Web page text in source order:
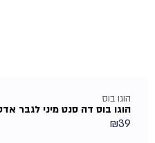
הוגו בוס
הוגו בוס דה סנט מיני לגבר אדט 5מל
₪39